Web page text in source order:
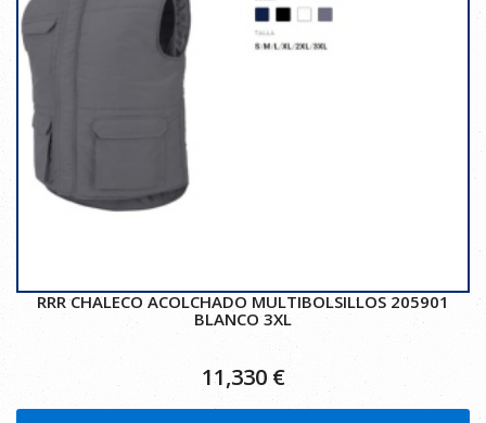
RRR CHALECO ACOLCHADO MULTIBOLSILLOS 205901
BLANCO 3XL
11,330€